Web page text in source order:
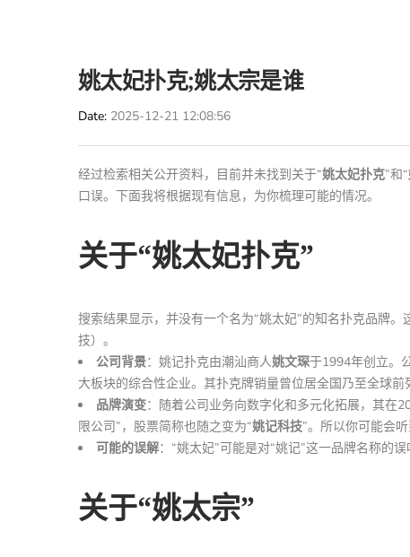
姚太妃扑克;姚太宗是谁
Date 2025-12-21 12:08:56
经过检索相关公开资料，目前并未找到关于“姚太妃扑克”和“
口误。下面我将根据现有信息，为你梳理可能的情况。
关于“姚太妃扑克”
搜索结果显示，并没有一个名为“姚太妃”的知名扑克品牌
技）。
公司背景：姚记扑克由潮汕商人姚文琛于1994年创立。
大板块的综合性企业。其扑克牌销量曾位居全国乃至全球前
品牌演变：随着公司业务向数字化和多元化拓展，其在
限公司”，股票简称也随之变为“姚记科技”。所以你可能会
可能的误解：“姚太妃”可能是对“姚记”这一品牌名称的误
关于“姚太宗”